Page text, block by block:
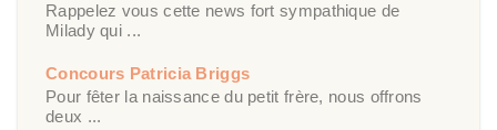
Rappelez vous cette news fort sympathique de
Milady qui ...
Concours Patricia Briggs
Pour fêter la naissance du petit frère, nous offrons
deux ...